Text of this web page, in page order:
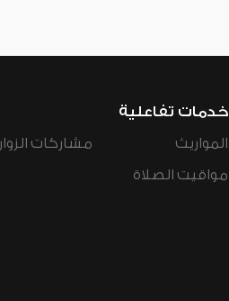
خدمات تفاعلية
المواريث
مواقيت الصلاة
مشاركات الزوار